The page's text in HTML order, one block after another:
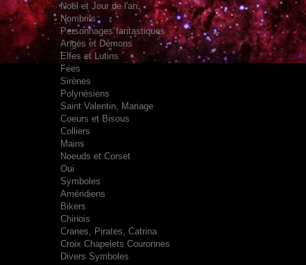
Noël et Jour de l'an
Nombrils
Personnages fantastiques
Anges et Démons
Elfes et Lutins
Fées
Sirènes
Polynésiens
Saint Valentin, Mariage
Coeurs et Bisous
Colliers
Mains
Noeuds et Corset
Oui
Symboles
Améridiens
Bikers
Chinois
Cranes, Pirates, Catrina
Croix Chapelets Couronnes
Divers Symboles